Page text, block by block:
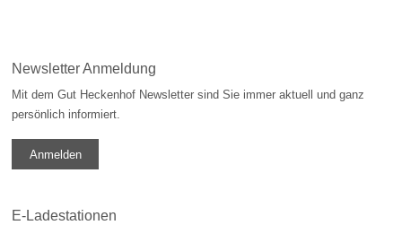
Newsletter Anmeldung
Mit dem Gut Heckenhof Newsletter sind Sie immer aktuell und ganz
persönlich informiert.
Anmelden
E-Ladestationen